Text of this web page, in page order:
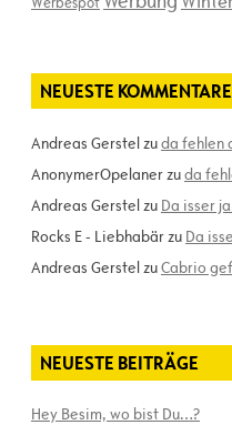
NEUESTE KOMMENTARE
Andreas Gerstelzuda fehlen
AnonymerOpelanerzuda
Andreas Gerstelzu Da isser
Rocks E - Liebhabärzu Da
Andreas GerstelzuCabrio
NEUESTE BEITRÄGE
Hey Besim, wo bist Du…?